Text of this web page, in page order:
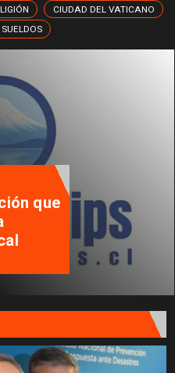
CIUDAD DEL VATICANO
que